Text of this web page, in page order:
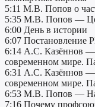
5:11 М.В. Попов о
5:35 М.В. Попов —
6:00 День в истории
6:07 Постановление
6:14 А.С. Казённов —
современном мире.
6:31 А.С. Казённов —
современном мире.
6:53 М.В. Попов —
7:16 Почему